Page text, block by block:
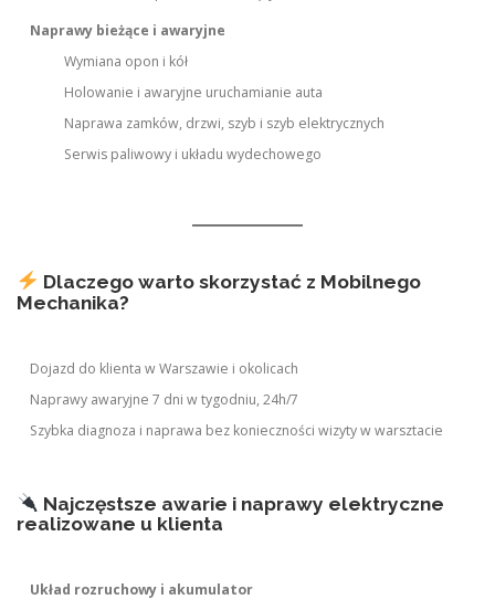
Naprawy bieżące i awaryjne
Wymiana opon i kół
Holowanie i awaryjne uruchamianie auta
Naprawa zamków, drzwi, szyb i szyb elektrycznych
Serwis paliwowy i układu wydechowego
Dlaczego warto skorzystać z Mobilnego
Mechanika?
Dojazd do klienta w Warszawie i okolicach
Naprawy awaryjne 7 dni w tygodniu, 24h/7
Szybka diagnoza i naprawa bez konieczności wizyty w warsztacie
Najczęstsze awarie i naprawy elektryczne
realizowane u klienta
Układ rozruchowy i akumulator